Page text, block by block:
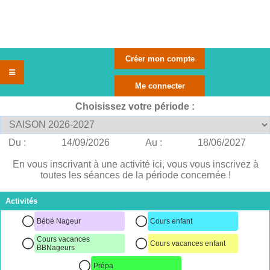
Choisissez votre période :
Du : 14/09/2026 Au : 18/06/2027
En vous inscrivant à une activité ici, vous vous inscrivez à
toutes les séances de la période concernée !
Activités
Bébé Nageur Cours enfant
Cours vacances
BBNageurs
Cours vacances enfant
Prépa